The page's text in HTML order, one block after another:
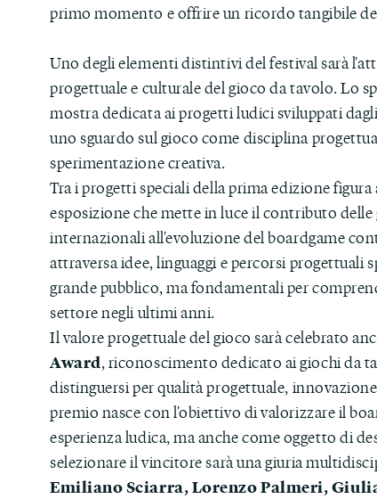
primo momento e offrire un ricordo tangibile
Uno degli elementi distintivi del festival sarà
progettuale e culturale del gioco da tavolo. Lo
mostra dedicata ai progetti ludici sviluppati
uno sguardo sul gioco come disciplina
sperimentazione creativa.
Tra i progetti speciali della prima edizione figura
esposizione che mette in luce il contributo delle
internazionali all'evoluzione del boardgame
attraversa idee, linguaggi e percorsi progettuali
grande pubblico, ma fondamentali per
settore negli ultimi anni.
Il valore progettuale del gioco sarà celebrato
Award, riconoscimento dedicato ai giochi da
distinguersi per qualità progettuale,
premio nasce con l'obiettivo di valorizzare il
esperienza ludica, ma anche come oggetto di
selezionare il vincitore sarà una giuria
Emiliano Sciarra, Lorenzo Palmeri,